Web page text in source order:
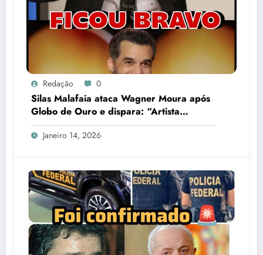
Redação 0
Silas Malafaia ataca Wagner Moura após
Globo de Ouro e dispara: “Artista
cretino”
Janeiro 14, 2026